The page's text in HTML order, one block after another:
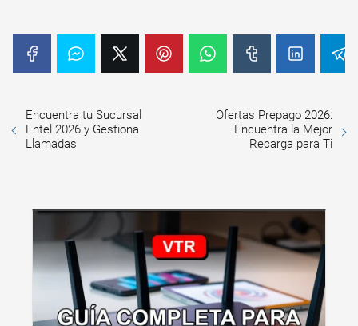
Encuentra tu Sucursal
Entel 2026 y Gestiona
Llamadas
Ofertas Prepago 2026:
Encuentra la Mejor
Recarga para Ti